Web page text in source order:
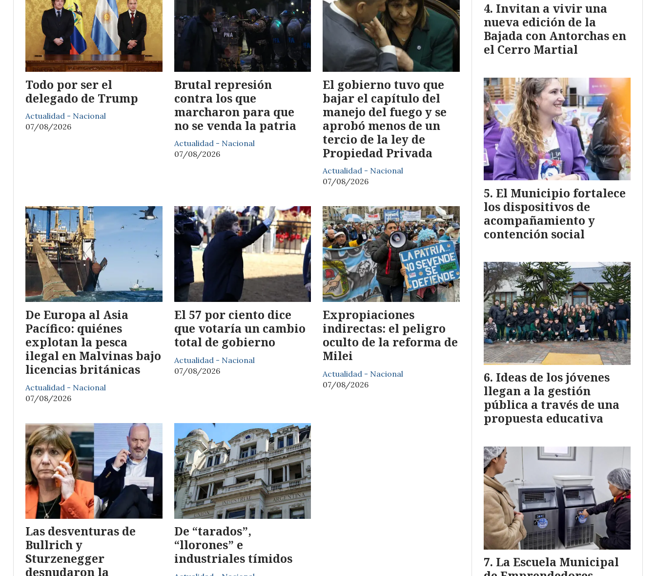
Todo por ser el
delegado de Trump
Actualidad - Nacional
07/08/2026
Brutal represión
contra los que
marcharon para que
no se venda la patria
Actualidad - Nacional
07/08/2026
El gobierno tuvo que
bajar el capítulo del
manejo del fuego y se
aprobó menos de un
tercio de la ley de
Propiedad Privada
Actualidad - Nacional
07/08/2026
De Europa al Asia
Pacífico: quiénes
explotan la pesca
ilegal en Malvinas bajo
licencias británicas
Actualidad - Nacional
07/08/2026
El 57 por ciento dice
que votaría un cambio
total de gobierno
Actualidad - Nacional
07/08/2026
Expropiaciones
indirectas: el peligro
oculto de la reforma de
Milei
Actualidad - Nacional
07/08/2026
Las desventuras de
Bullrich y
Sturzenegger
desnudaron la
De “tarados”,
“llorones” e
industriales tímidos
Invitan a vivir una
nueva edición de la
Bajada con Antorchas en
el Cerro Martial
El Municipio fortalece
los dispositivos de
acompañamiento y
contención social
Ideas de los jóvenes
llegan a la gestión
pública a través de una
propuesta educativa
La Escuela Municipal